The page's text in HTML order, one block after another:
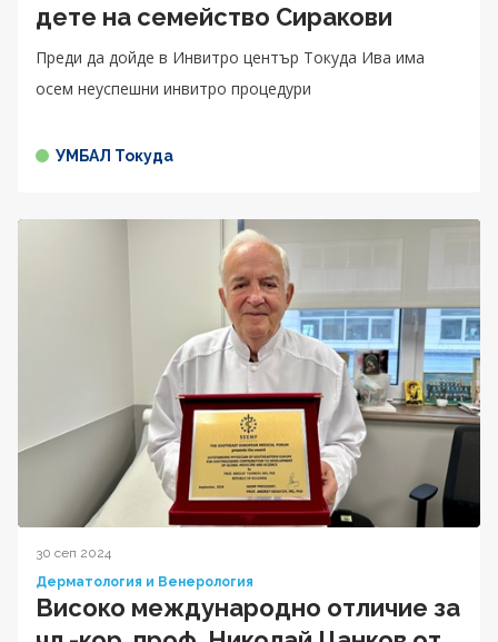
дете на семейство Сиракови
Преди да дойде в Инвитро център Токуда Ива има
осем неуспешни инвитро процедури
УМБАЛ Токуда
30 сеп 2024
Дерматология и Венерология
Високо международно отличие за